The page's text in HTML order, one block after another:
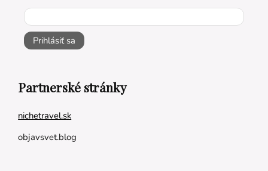
Prihlásiť sa
Partnerské stránky
nichetravel.sk
objavsvet.blog